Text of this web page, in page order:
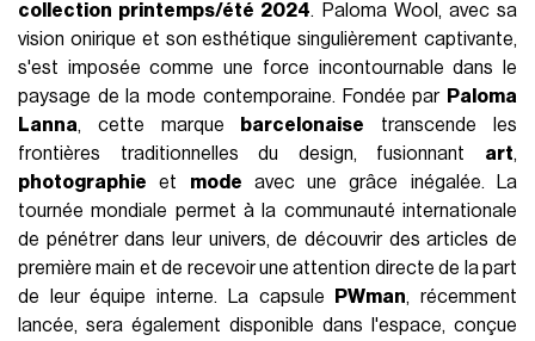
collection printemps/été 2024. Paloma Wool, avec sa
vision onirique et son esthétique singulièrement captivante,
s'est imposée comme une force incontournable dans le
paysage de la mode contemporaine. Fondée par Paloma
Lanna, cette marque barcelonaise transcende les
frontières traditionnelles du design, fusionnant art,
photographie et mode avec une grâce inégalée. La
tournée mondiale permet à la communauté internationale
de pénétrer dans leur univers, de découvrir des articles de
première main et de recevoir une attention directe de la part
de leur équipe interne. La capsule
PWman, récemment
lancée, sera également disponible dans l'espace, conçue